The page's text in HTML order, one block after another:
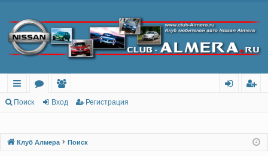
с
лк
м
ол
ов
тр
Поиск Вход Регистрация
Клуб Алмера Поиск